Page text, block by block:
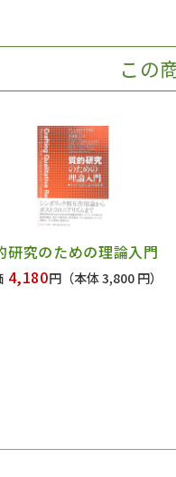
この
研究のための理論入門
4,180円 （本体 3,800 円）